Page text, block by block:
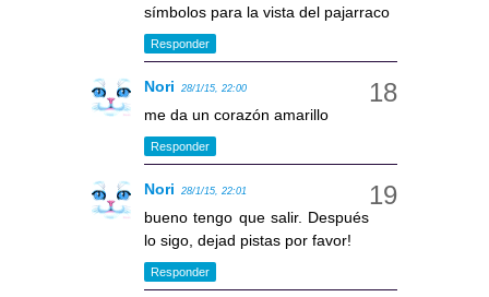
símbolos para la vista del pajarraco
Responder
Nori 28/1/15, 22:00
me da un corazón amarillo
Responder
Nori 28/1/15, 22:01
bueno tengo que salir. Después
lo sigo, dejad pistas por favor!
Responder